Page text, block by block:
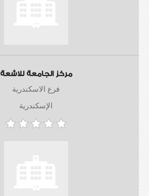
مركز الجامعة للاشعة
فرع الاسكندرية
الإسكندرية